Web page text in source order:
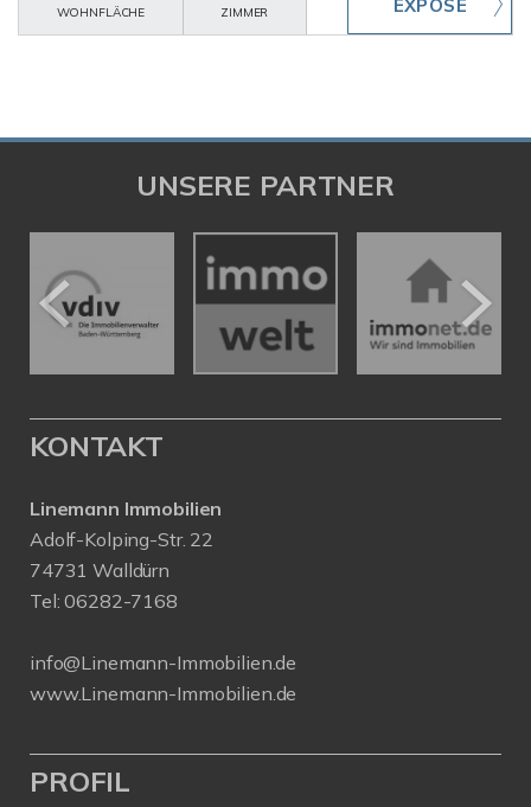
WOHNFLÄCHE
ZIMMER
UNSERE PARTNER
KONTAKT
Linemann Immobilien
Adolf-Kolping-Str. 22
74731 Walldürn
Tel:06282-7168
info@Linemann-Immobilien.de
www.Linemann-Immobilien.de
PROFIL